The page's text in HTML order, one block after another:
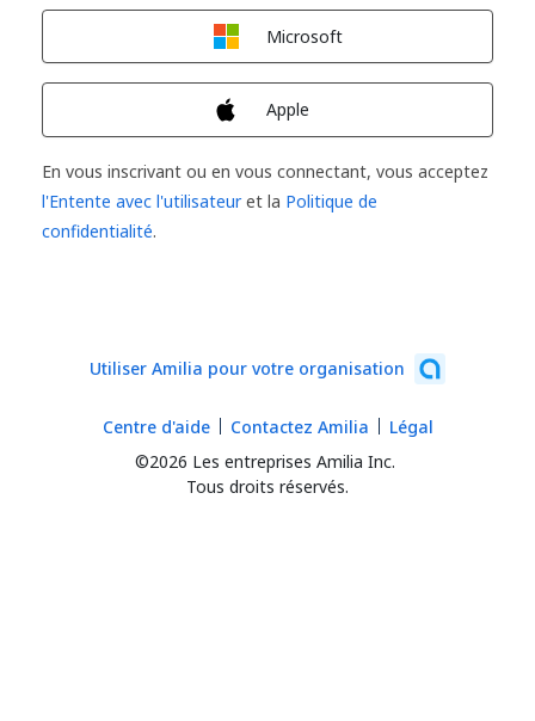
Microsoft
Apple
En vous inscrivant ou en vous connectant, vous acceptez
l'Entente avec l'utilisateuret la Politique de
confidentialité.
Utiliser Amilia pour votre organisation
©2026 Les entreprises Amilia Inc.
Tous droits réservés.
Centre d'aide Contactez Amilia Légal